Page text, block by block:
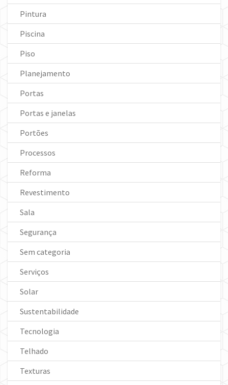
Pintura
Piscina
Piso
Planejamento
Portas
Portas e janelas
Portões
Processos
Reforma
Revestimento
Sala
Segurança
Sem categoria
Serviços
Solar
Sustentabilidade
Tecnologia
Telhado
Texturas